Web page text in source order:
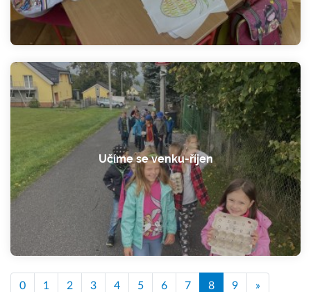
Učíme se venku-říjen
0 1 2 3 4 5 6 7 8 9 »